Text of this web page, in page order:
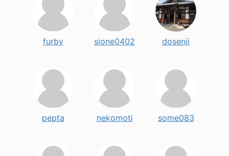
furby sione0402 dosenji
pepta nekomoti some083